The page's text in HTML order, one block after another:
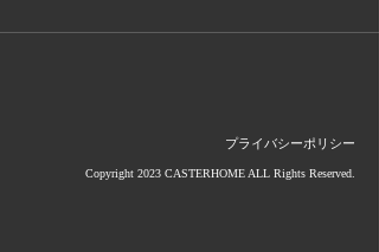
プライバシーポリシー
Copyright 2023 CASTERHOME ALL Rights Reserved.